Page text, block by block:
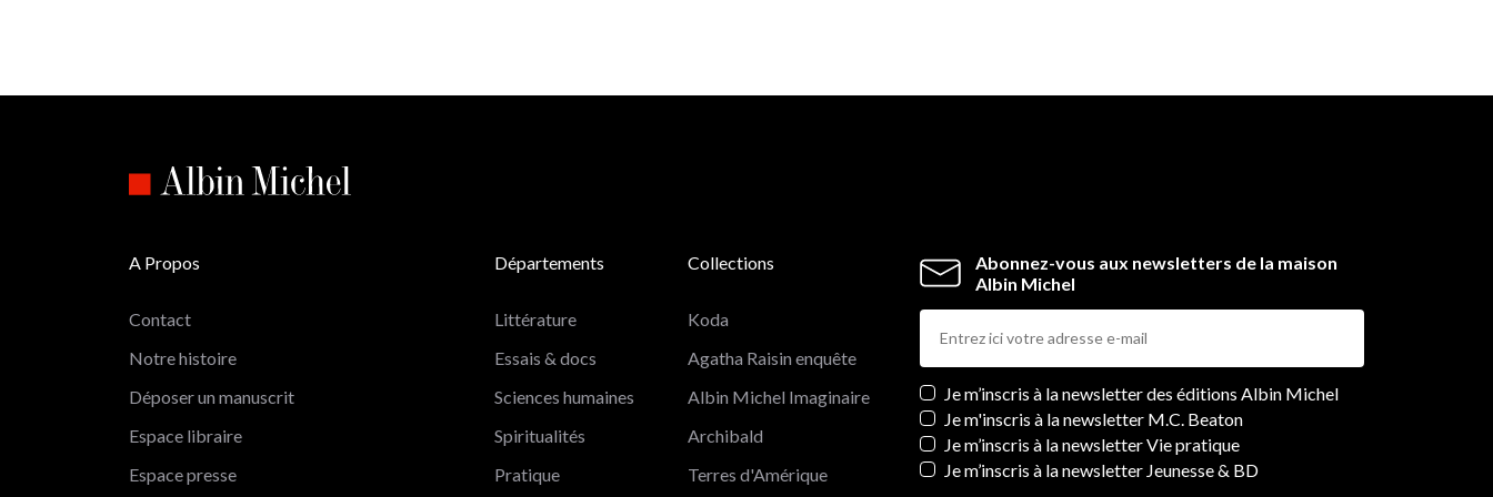
naissance.&nbsp;Ils sont&nbsp;tous deux les fondateurs
du mouvement « Pour une naissance mère’veilleuse ».
Abonnez-vous aux newsletters de la maison
Albin Michel
Newsletters
Je m’inscris à la newsletter des éditions Albin Michel
Je m'inscris à la newsletter M.C. Beaton
Je m’inscris à la newsletter Vie pratique
Je m’inscris à la newsletter Jeunesse & BD
A Propos
Contact
Notre histoire
Déposer un manuscrit
Espace libraire
Espace presse
Départements
Littérature
Essais & docs
Sciences humaines
Spiritualités
Pratique
Collections
Koda
Agatha Raisin enquête
Albin Michel Imaginaire
Archibald
Terres d'Amérique